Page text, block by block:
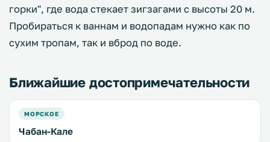
горки", где вода стекает зигзагами с высоты 20 м.
Пробираться к ваннам и водопадам нужно как по
сухим тропам, так и вброд по воде.
Ближайшие достопримечательности
МОРСКОЕ
Чабан-Кале